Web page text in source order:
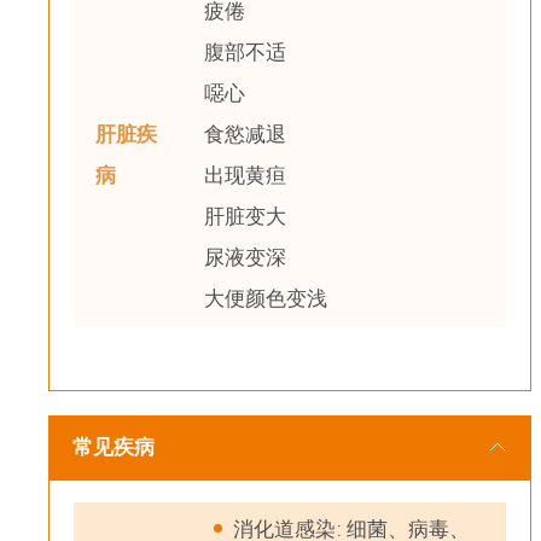
肝脏疾
病
疲倦
腹部不适
噁心
食慾减退
出现黄疸
肝脏变大
尿液变深
大便颜色变浅
常见疾病
消化道感染: 细菌、病毒、